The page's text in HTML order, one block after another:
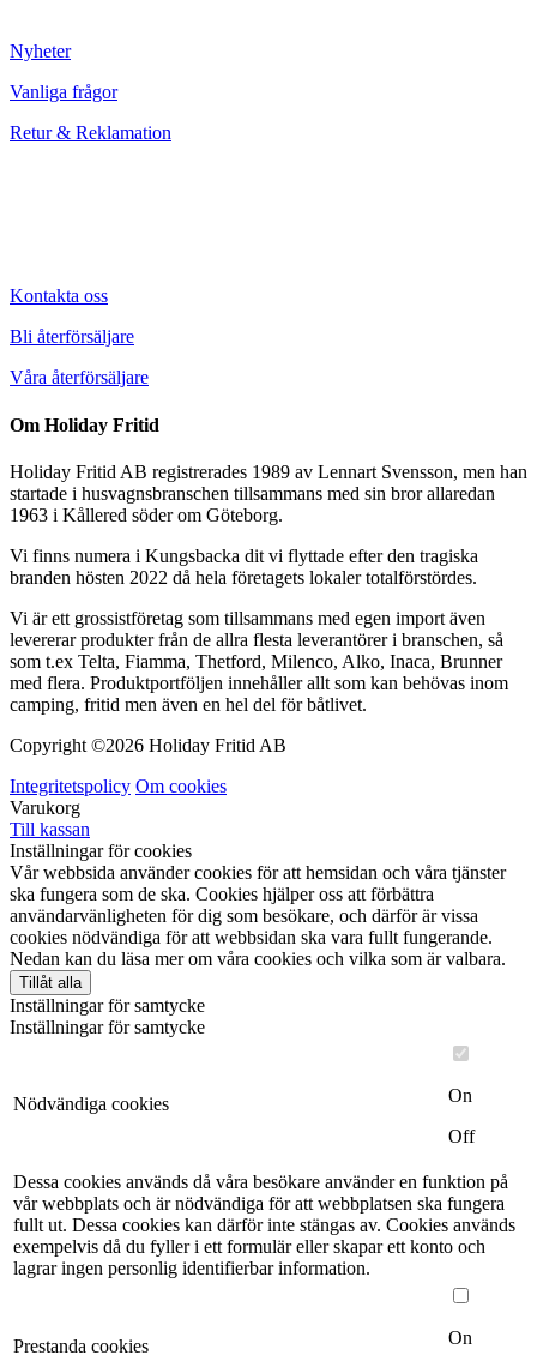
Nyheter
Vanliga frågor
Retur & Reklamation
Kontakta oss
Bli återförsäljare
Våra återförsäljare
Om Holiday Fritid
Holiday Fritid AB registrerades 1989 av Lennart Svensson, men han
startade i husvagnsbranschen tillsammans med sin bror allaredan
1963 i Kållered söder om Göteborg.
Vi finns numera i Kungsbacka dit vi flyttade efter den tragiska
branden hösten 2022 då hela företagets lokaler totalförstördes.
Vi är ett grossistföretag som tillsammans med egen import även
levererar produkter från de allra flesta leverantörer i branschen, så
som t.ex Telta, Fiamma, Thetford, Milenco, Alko, Inaca, Brunner
med flera. Produktportföljen innehåller allt som kan behövas inom
camping, fritid men även en hel del för båtlivet.
Copyright ©2026 Holiday Fritid AB
Integritetspolicy Om cookies
Varukorg
Till kassan
Inställningar för cookies
Vår webbsida använder cookies för att hemsidan och våra tjänster
ska fungera som de ska. Cookies hjälper oss att förbättra
användarvänligheten för dig som besökare, och därför är vissa
cookies nödvändiga för att webbsidan ska vara fullt fungerande.
Nedan kan du läsa mer om våra cookies och vilka som är valbara.
Tillåt alla
Inställningar för samtycke
Inställningar för samtycke
Nödvändiga cookies
On
Off
Dessa cookies används då våra besökare använder en funktion på
vår webbplats och är nödvändiga för att webbplatsen ska fungera
fullt ut. Dessa cookies kan därför inte stängas av. Cookies används
exempelvis då du fyller i ett formulär eller skapar ett konto och
lagrar ingen personlig identifierbar information.
Prestanda cookies On